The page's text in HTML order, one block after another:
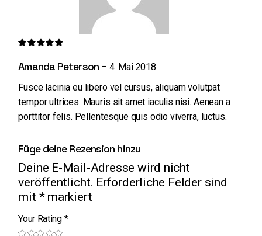
Amanda Peterson – 4. Mai 2018
Fusce lacinia eu libero vel cursus, aliquam volutpat
tempor ultrices. Mauris sit amet iaculis nisi. Aenean a
porttitor felis. Pellentesque quis odio viverra, luctus.
Füge deine Rezension hinzu
Deine E-Mail-Adresse wird nicht
veröffentlicht. Erforderliche Felder sind
mit *markiert
Your Rating *